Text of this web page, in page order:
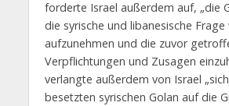
forderte Israel außerdem auf, „die
die syrische und libanesische Frage
aufzunehmen und die zuvor
Verpflichtungen und Zusagen
verlangte außerdem von Israel
besetzten syrischen Golan auf die